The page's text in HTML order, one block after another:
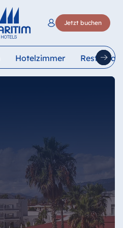
Jetzt buchen
Hotelzimmer